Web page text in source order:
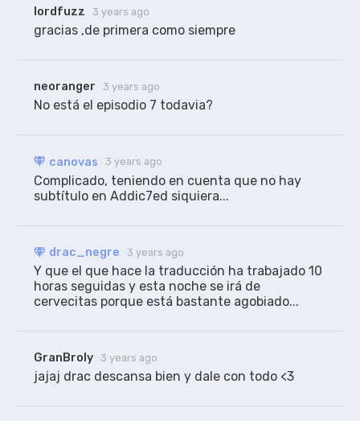
lordfuzz 3 years ago
gracias ,de primera como siempre
neoranger 3 years ago
No está el episodio 7 todavia?
canovas 3 years ago
Complicado, teniendo en cuenta que no hay
subtítulo en Addic7ed siquiera...
drac_negre 3 years ago
Y que el que hace la traducción ha trabajado 10
horas seguidas y esta noche se irá de
cervecitas porque está bastante agobiado...
GranBroly 3 years ago